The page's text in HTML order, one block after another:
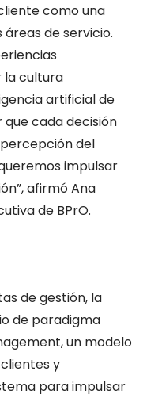
como una
de servicio.
la cultura
artificial de
cada decisión
del
impulsar
afirmó Ana
de BPrO.
de gestión, la
de paradigma
un modelo
y
para impulsar